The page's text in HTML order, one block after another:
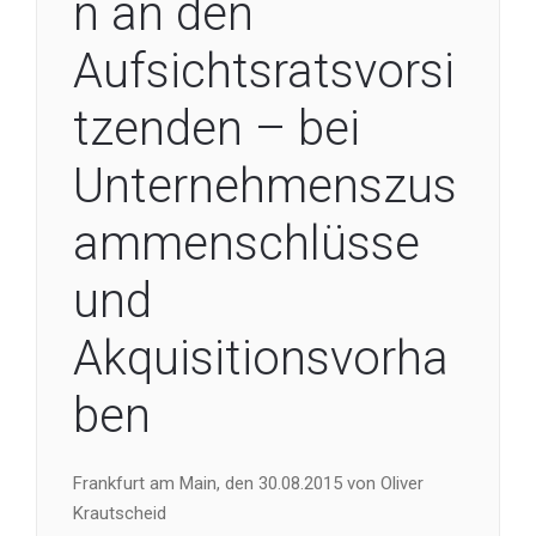
n an den
Aufsichtsratsvorsi
tzenden – bei
Unternehmenszus
ammenschlüsse
und
Akquisitionsvorha
ben
Frankfurt am Main, den 30.08.2015 von Oliver
Krautscheid